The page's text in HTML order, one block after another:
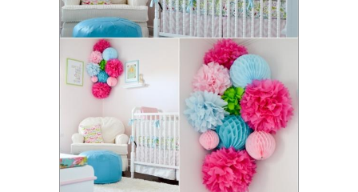
Поделки на тему Поделки с детьми
Разные поделки Прикольные поделки
Поделка из мелков Простые идеи